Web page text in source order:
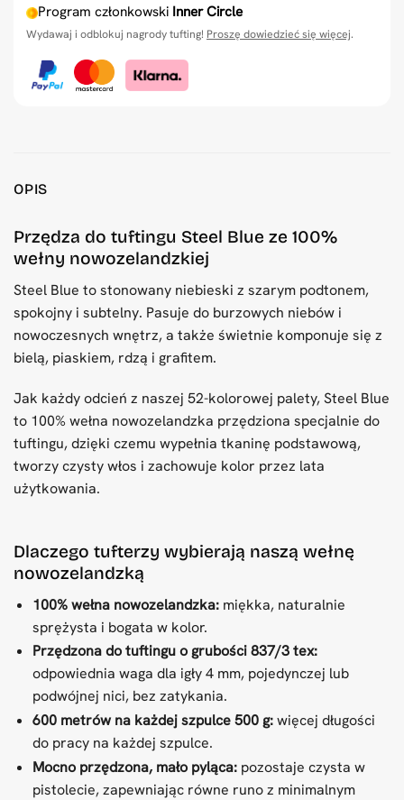
Program członkowski Inner Circle
Wydawaj i odblokuj nagrody tufting! Proszę dowiedzieć się więcej.
OPIS
Przędza do tuftingu Steel Blue ze 100%
wełny nowozelandzkiej
Steel Blue to stonowany niebieski z szarym podtonem,
spokojny i subtelny. Pasuje do burzowych niebów i
nowoczesnych wnętrz, a także świetnie komponuje się z
bielą, piaskiem, rdzą i grafitem.
Jak każdy odcień z naszej 52-kolorowej palety, Steel Blue
to 100% wełna nowozelandzka przędziona specjalnie do
tuftingu, dzięki czemu wypełnia tkaninę podstawową,
tworzy czysty włos i zachowuje kolor przez lata
użytkowania.
Dlaczego tufterzy wybierają naszą wełnę
nowozelandzką
100% wełna nowozelandzka:miękka, naturalnie
sprężysta i bogata w kolor.
Przędzona do tuftingu o grubości 837/3 tex:
odpowiednia waga dla igły 4 mm, pojedynczej lub
podwójnej nici, bez zatykania.
600 metrów na każdej szpulce 500 g:więcej długości
do pracy na każdej szpulce.
Mocno przędzona, mało pyląca:pozostaje czysta w
pistolecie, zapewniając równe runo z minimalnym